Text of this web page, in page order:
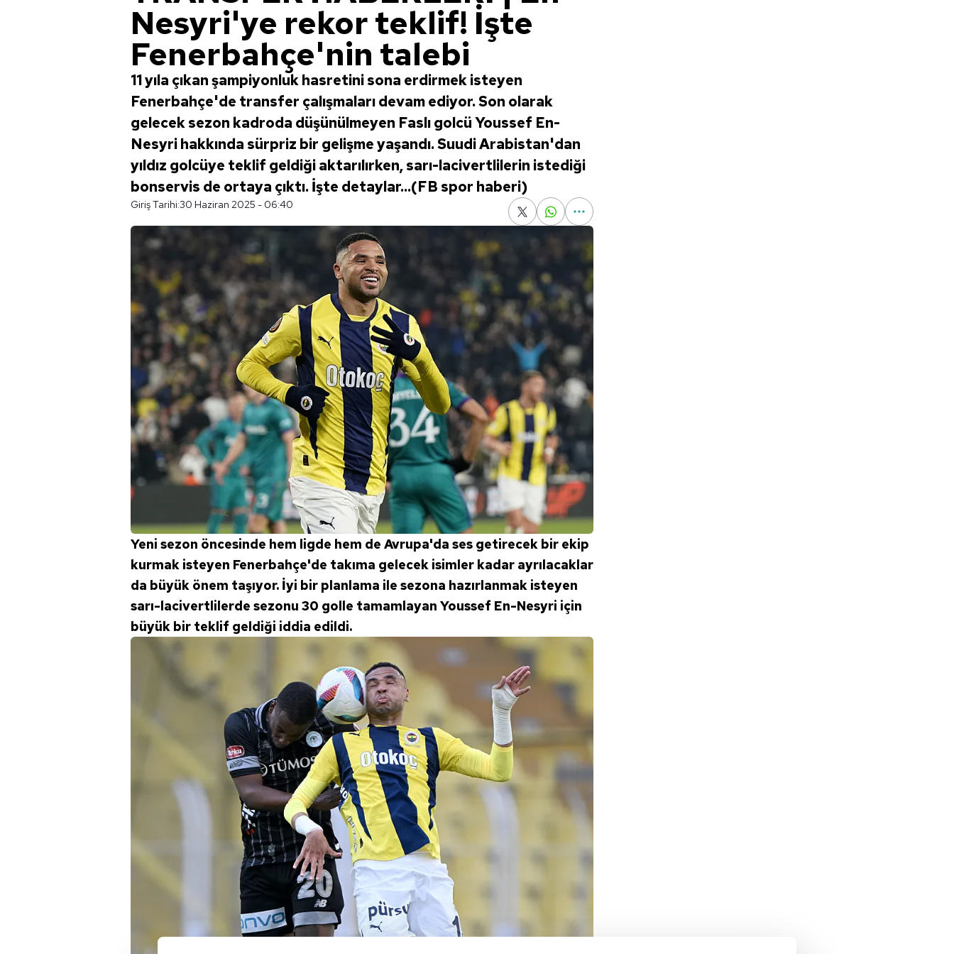
Nesyri'ye rekor teklif! İşte
Fenerbahçe'nin talebi
11 yıla çıkan şampiyonluk hasretini sona erdirmek isteyen
Fenerbahçe'de transfer çalışmaları devam ediyor. Son olarak
gelecek sezon kadroda düşünülmeyen Faslı golcü Youssef En-
Nesyri hakkında sürpriz bir gelişme yaşandı. Suudi Arabistan'dan
yıldız golcüye teklif geldiği aktarılırken, sarı-lacivertlilerin istediği
bonservis de ortaya çıktı. İşte detaylar...(FB spor haberi)
Giriş Tarihi:30 Haziran 2025 - 06:40
Yeni sezon öncesinde hem ligde hem de Avrupa'da ses getirecek bir ekip
kurmak isteyen Fenerbahçe'de takıma gelecek isimler kadar ayrılacaklar
da büyük önem taşıyor. İyi bir planlama ile sezona hazırlanmak isteyen
sarı-lacivertlilerde sezonu 30 golle tamamlayan Youssef En-Nesyri için
büyük bir teklif geldiği iddia edildi.